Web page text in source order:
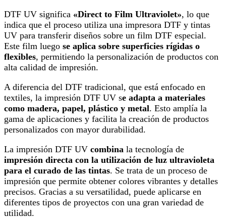
DTF UV significa «Direct to Film Ultraviolet», lo que
indica que el proceso utiliza una impresora DTF y tintas
UV para transferir diseños sobre un film DTF especial.
Este film luego se aplica sobre superficies rígidas o
flexibles, permitiendo la personalización de productos con
alta calidad de impresión.
A diferencia del DTF tradicional, que está enfocado en
textiles, la impresión DTF UV se adapta a materiales
como madera, papel, plástico y metal. Esto amplía la
gama de aplicaciones y facilita la creación de productos
personalizados con mayor durabilidad.
La impresión DTF UV combina la tecnología de
impresión directa con la utilización de luz ultravioleta
para el curado de las tintas. Se trata de un proceso de
impresión que permite obtener colores vibrantes y detalles
precisos. Gracias a su versatilidad, puede aplicarse en
diferentes tipos de proyectos con una gran variedad de
utilidad.